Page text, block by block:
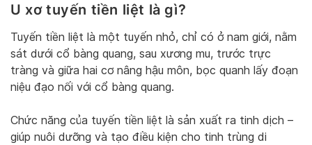
U xơ tuyến tiền liệt là gì?
Tuyến tiền liệt là một tuyến nhỏ, chỉ có ở nam giới, nằm
sát dưới cổ bàng quang, sau xương mu, trước trực
tràng và giữa hai cơ nâng hậu môn, bọc quanh lấy đoạn
niệu đạo nối với cổ bàng quang.
Chức năng của tuyến tiền liệt là sản xuất ra tinh dịch –
giúp nuôi dưỡng và tạo điều kiện cho tinh trùng di